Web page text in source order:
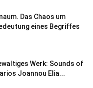
Das Chaos um
eines Begriffes
Werk: Sounds of
Joannou Elia...